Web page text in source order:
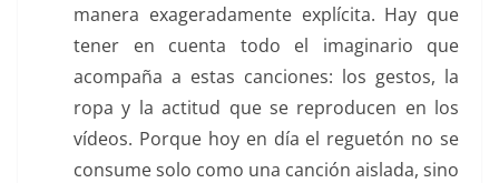
manera exageradamente explícita. Hay que
tener en cuenta todo el imaginario que
acompaña a estas canciones: los gestos, la
ropa y la actitud que se reproducen en los
vídeos. Porque hoy en día el reguetón no se
consume solo como una canción aislada, sino